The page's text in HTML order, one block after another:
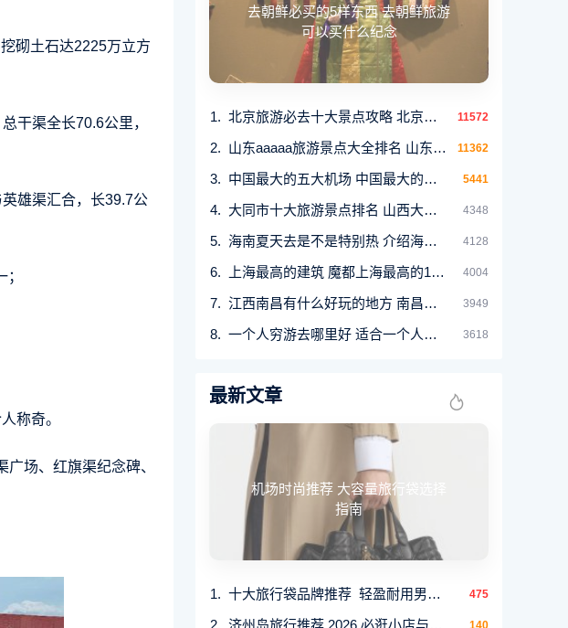
砌土石达2225万立方
干渠全长70.6公里，
雄渠汇合，长39.7公
称奇。
场、红旗渠纪念碑、
去朝鲜必买的5样东西 去朝鲜旅游
可以买什么纪念
北京旅游必去十大景点攻略 北京必游的十大景区 11572
山东aaaaa旅游景点大全排名 山东14个5A级景区 11362
中国最大的五大机场 中国最大的五大机场简介 5441
大同市十大旅游景点排名 山西大同著名的旅游景 4348
海南夏天去是不是特别热 介绍海南的气候特点和 4128
上海最高的建筑 魔都上海最高的10座建筑物盘点 4004
江西南昌有什么好玩的地方 南昌必去的网红打卡 3949
一个人穷游去哪里好 适合一个人穷游散心的9大旅 3618
最新文章
机场时尚推荐 大容量旅行袋选择
指南
十大旅行袋品牌推荐 轻盈耐用男女通用手提行 475
济州岛旅行推荐 2026 必逛小店与时装买手店 140